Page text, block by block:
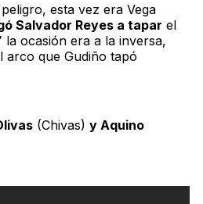
esta vez era Vega
Salvador Reyes a tapar el
la ocasión era a la inversa,
arco que Gudiño tapó
(Chivas) y Aquino